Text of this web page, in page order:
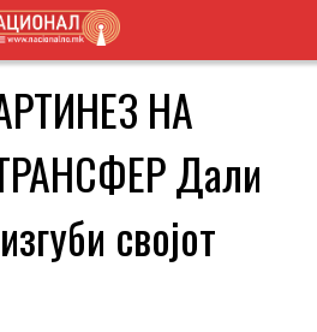
НА
Дали
својот